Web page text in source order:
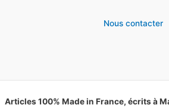
Nous contacter
Articles 100% Made in France, écrits à